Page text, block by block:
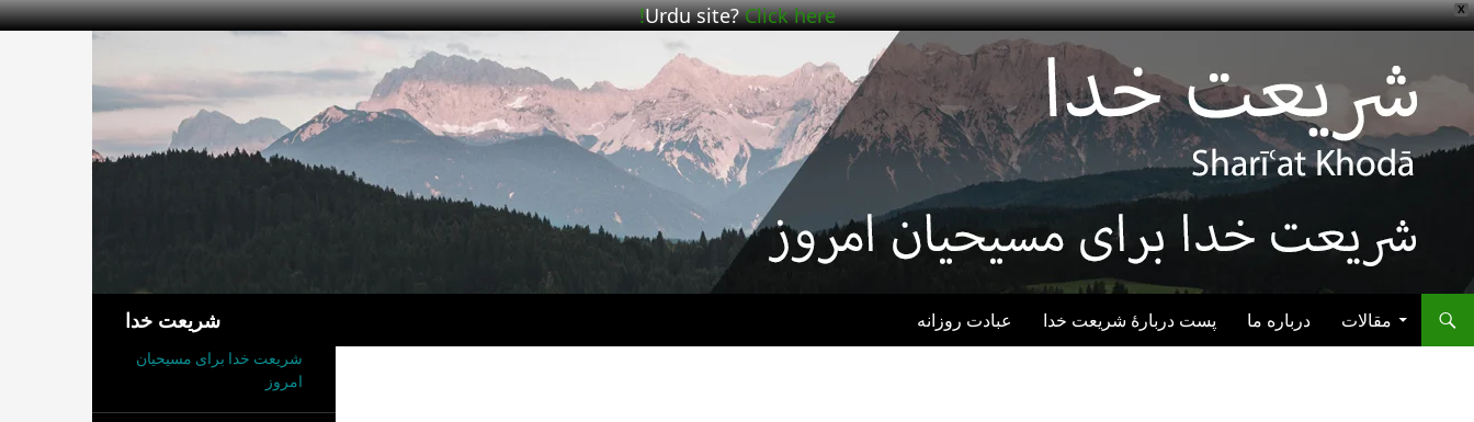
X
Urdu site?Click here!
شریعت خدا مقالات درباره ما پست دربارهٔ شریعت خدا عبادت روزانه
شریعت خدا برای مسیحیان
امروز